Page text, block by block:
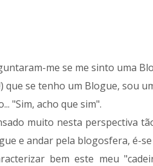
me se me sinto uma
que se tenho um Blogue, sou
"Sim, acho que sim".
muito nesta perspectiva
e andar pela blogosfera, é-
bem este meu